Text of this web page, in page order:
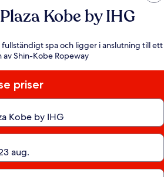
Kobe by IHG
spa och ligger i anslutning till ett
Shin-Kobe Ropeway
priser